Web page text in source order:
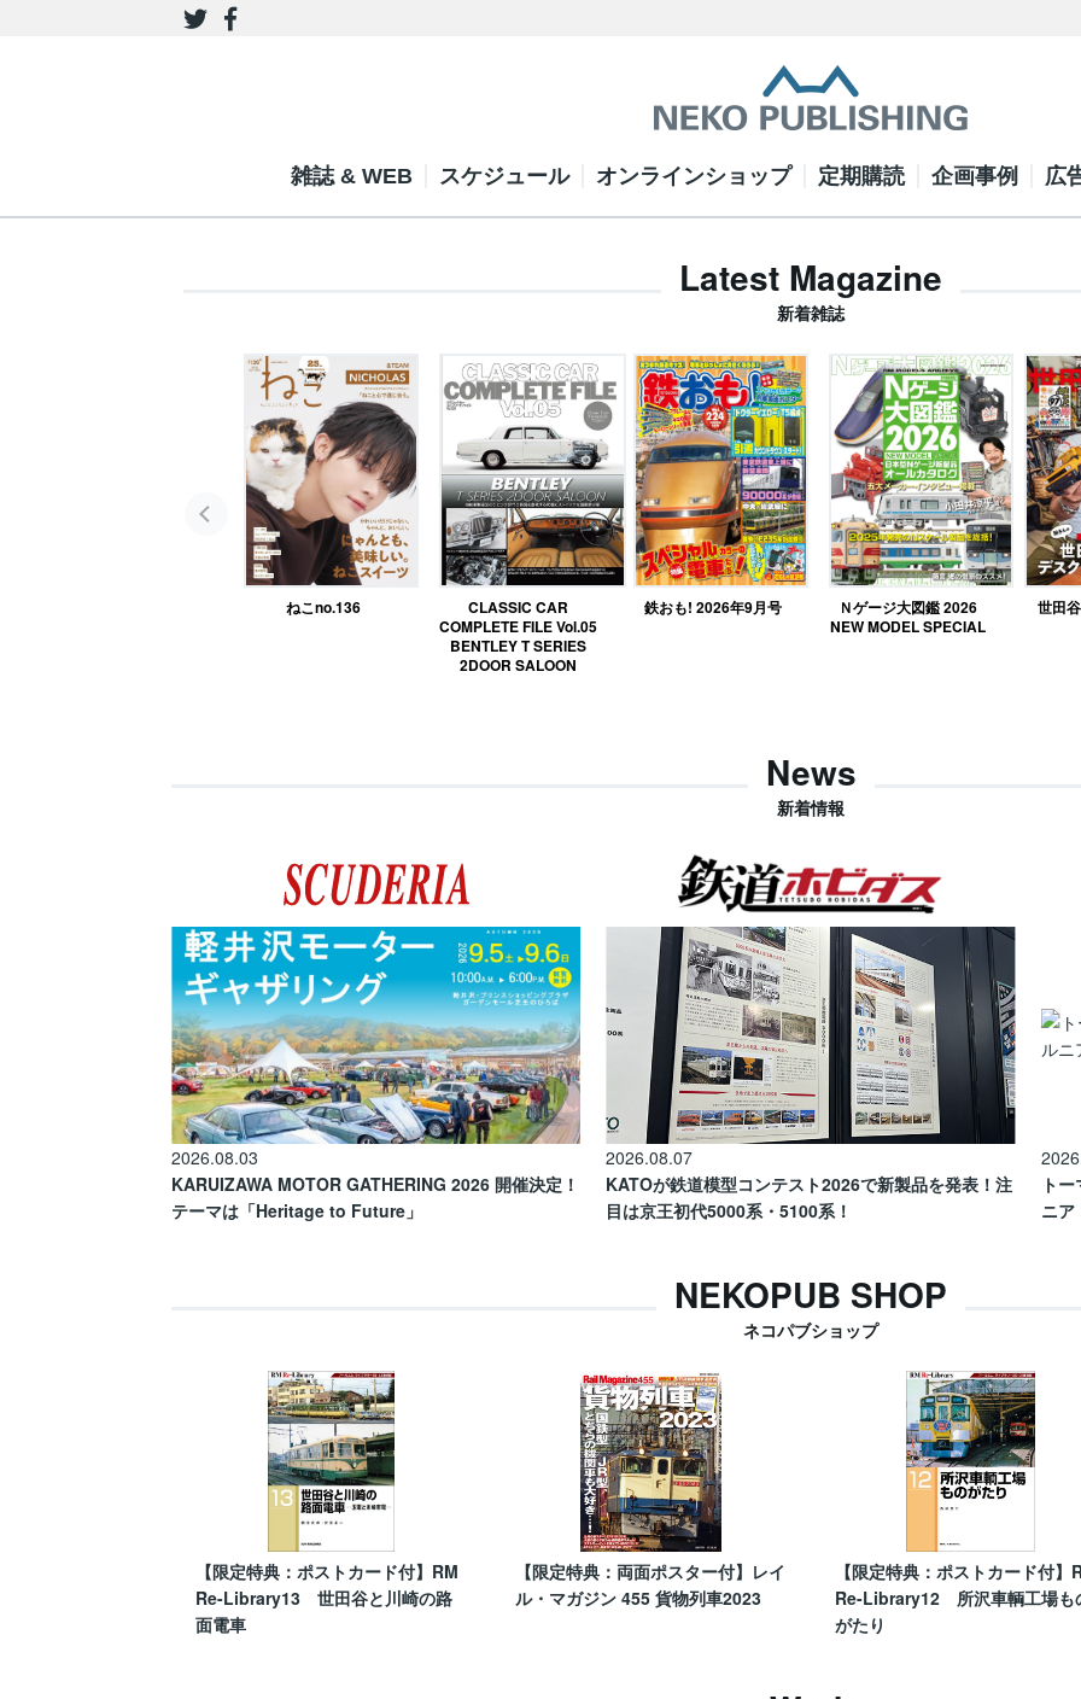
雑誌 & WEB スケジュール オンラインショップ 定期購読 企画事例 広
Latest Magazine
新着雑誌
ねこno.136
CLASSIC CAR
COMPLETE FILE Vol.05
BENTLEY T SERIES
2DOOR SALOON
鉄おも! 2026年9月号
Ｎゲージ大図鑑 2026
NEW MODEL SPECIAL
世田
News
新着情報
2026.08.03
KARUIZAWA MOTOR GATHERING 2026 開催決定！
テーマは「Heritage to Future」
2026.08.07
KATOが鉄道模型コンテスト2026で新製品を発表！注
目は京王初代5000系・5100系！
ト
ニア
NEKOPUB SHOP
ネコパブショップ
【限定特典：ポストカード付】RM
Re-Library13 世田谷と川崎の路
面電車
【限定特典：両面ポスター付】レイ
ル・マガジン 455 貨物列車2023
【限定特典：ポストカード付】
Re-Library12 所沢車輌工場も
がたり